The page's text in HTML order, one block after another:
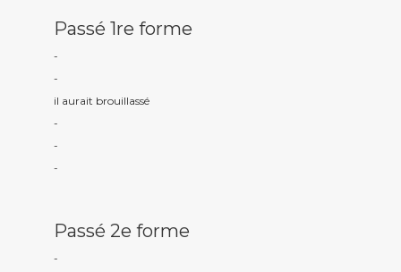
Passé 1re forme
-
-
il aurait brouillassé
-
-
-
Passé 2e forme
-